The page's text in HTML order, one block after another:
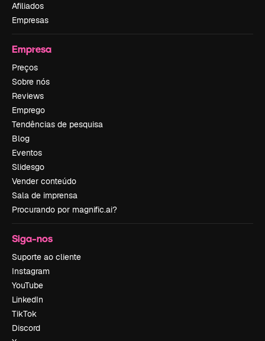
Afiliados
Empresas
Empresa
Preços
Sobre nós
Reviews
Emprego
Tendências de pesquisa
Blog
Eventos
Slidesgo
Vender conteúdo
Sala de imprensa
Procurando por magnific.ai?
Siga-nos
Suporte ao cliente
Instagram
YouTube
LinkedIn
TikTok
Discord